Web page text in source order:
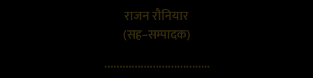
राजन रौनियार
(सह–सम्पादक)
……………………………..